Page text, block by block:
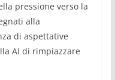
pressione verso la
alla
di aspettative
AI di rimpiazzare